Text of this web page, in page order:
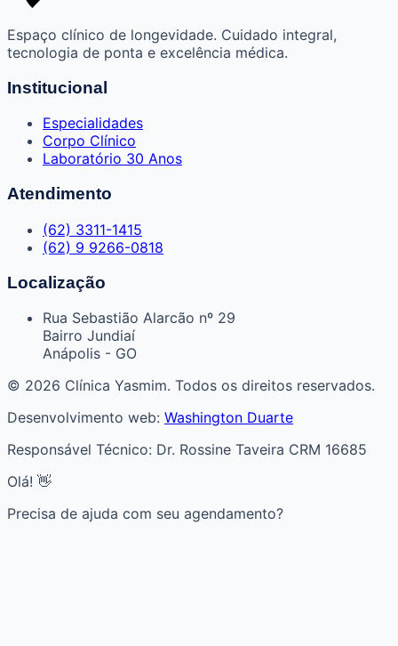
Espaço clínico de longevidade. Cuidado integral,
tecnologia de ponta e excelência médica.
Institucional
Especialidades
Corpo Clínico
Laboratório 30 Anos
Atendimento
(62) 3311-1415
(62) 9 9266-0818
Localização
Rua Sebastião Alarcão nº 29
Bairro Jundiaí
Anápolis - GO
© 2026 Clínica Yasmim. Todos os direitos reservados.
Desenvolvimento web: Washington Duarte
Responsável Técnico: Dr. Rossine Taveira CRM 16685
Olá! 👋
Precisa de ajuda com seu agendamento?